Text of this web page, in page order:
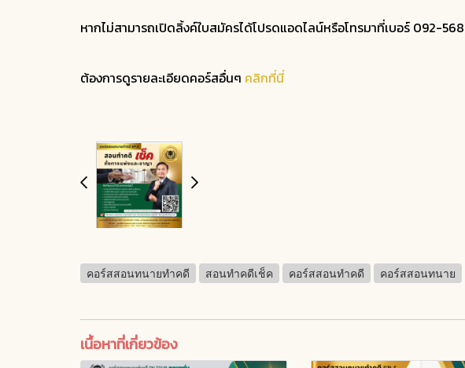
หากไม่สามารถเปิดลิ้งค์ใบสมัครได้โปรดแอดไลน์หรือโทรมาที่เบอร์ 092-
ต้องการดูรายละเอียดคอร์สอื่นๆ คลิกที่นี่
คอร์สสอนทนายทำคดี สอนทำคดีเช็ค คอร์สสอนทำคดี คอร์สสอนทนาย
เนื้อหาที่เกี่ยวข้อง